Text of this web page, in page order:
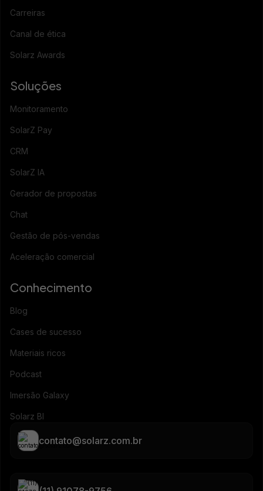
Carreiras
Canal de ética
Solarz Awards
Soluções
Monitoramento
SolarZ Pay
CRM
SolarZ IA
Gerador de propostas
Chat
Gestão de pós-vendas
Aceleração comercial
Conhecimento
Blog
Cases de sucesso
Materiais ricos
Podcast
Imersão Galaxy
Solarz BI
contato@solarz.com.br